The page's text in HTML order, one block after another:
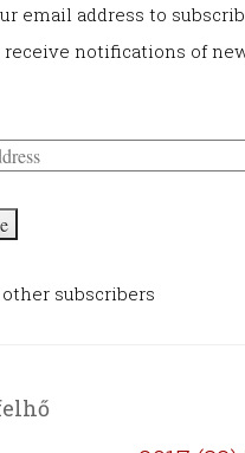
email address to
receive notifications of
subscribers